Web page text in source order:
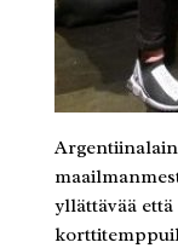
yllättävää